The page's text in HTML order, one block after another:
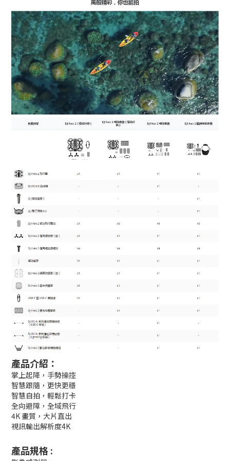
產品介紹：
掌上起降，手勢操控
智慧跟隨，更快更穩
智慧自拍，輕鬆打卡
全向避障，全域飛行
4K 畫質，大片直出
視訊輸出解析度4K
產品規格 :